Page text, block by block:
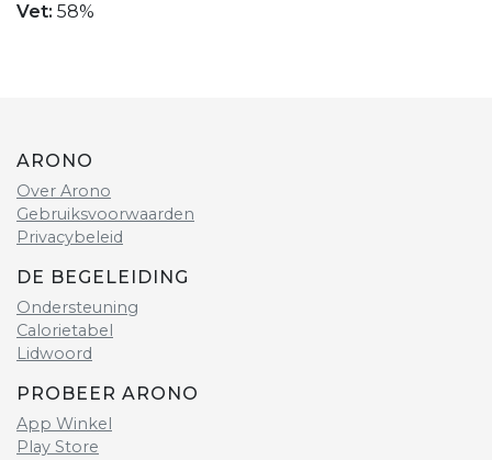
Vet: 58%
ARONO
Over Arono
Gebruiksvoorwaarden
Privacybeleid
DE BEGELEIDING
Ondersteuning
Calorietabel
Lidwoord
PROBEER ARONO
App Winkel
Play Store